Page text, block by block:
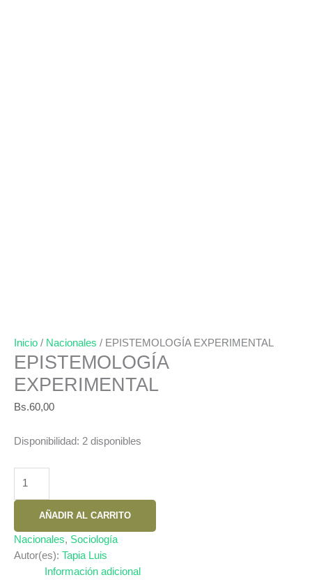
Inicio / Nacionales / EPISTEMOLOGÍA EXPERIMENTAL
EPISTEMOLOGÍA
EXPERIMENTAL
Bs.60,00
Disponibilidad: 2 disponibles
EXPERIMENTAL
cantidad
AÑADIR AL CARRITO
Nacionales, Sociología
Autor(es): Tapia Luis
Información adicional